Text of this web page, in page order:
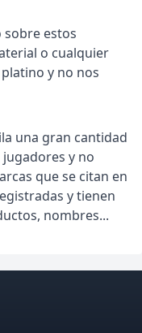
sobre estos
o cualquier
y no nos
una gran cantidad
y no
que se citan en
y tienen
nombres...